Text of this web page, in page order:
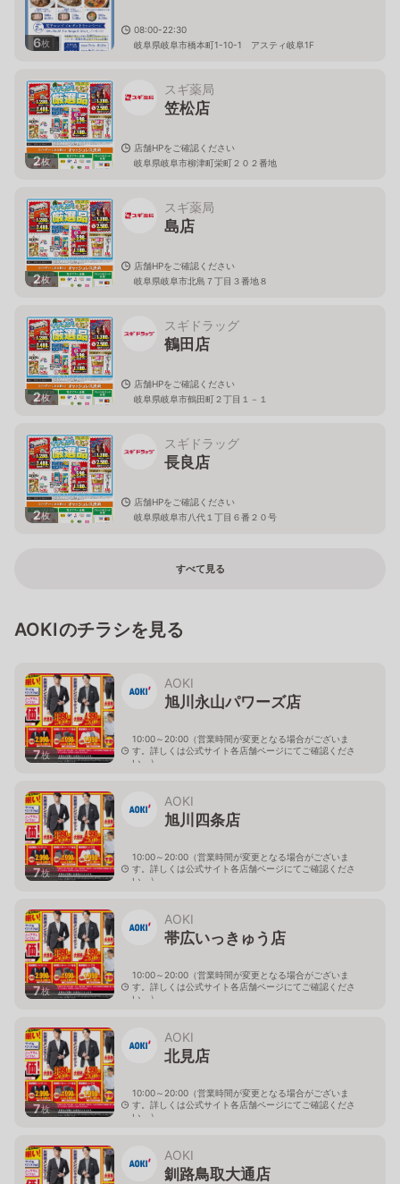
6枚
08:00-22:30
岐阜県岐阜市橋本町1-10-1 アスティ岐阜1F
2枚
スギ薬局
笠松店
店舗HPをご確認ください
岐阜県岐阜市柳津町栄町２０２番地
2枚
スギ薬局
島店
店舗HPをご確認ください
岐阜県岐阜市北島７丁目３番地８
2枚
スギドラッグ
鶴田店
店舗HPをご確認ください
岐阜県岐阜市鶴田町２丁目１－１
2枚
スギドラッグ
長良店
店舗HPをご確認ください
岐阜県岐阜市八代１丁目６番２０号
すべて見る
AOKIのチラシを見る
7枚
AOKI
旭川永山パワーズ店
10:00～20:00（営業時間が変更となる場合がございま
す。詳しくは公式サイト各店舗ページにてご確認くださ
い。）
7枚
AOKI
旭川四条店
10:00～20:00（営業時間が変更となる場合がございま
す。詳しくは公式サイト各店舗ページにてご確認くださ
い。）
7枚
AOKI
帯広いっきゅう店
10:00～20:00（営業時間が変更となる場合がございま
す。詳しくは公式サイト各店舗ページにてご確認くださ
い。）
7枚
AOKI
北見店
10:00～20:00（営業時間が変更となる場合がございま
す。詳しくは公式サイト各店舗ページにてご確認くださ
い。）
AOKI
釧路鳥取大通店